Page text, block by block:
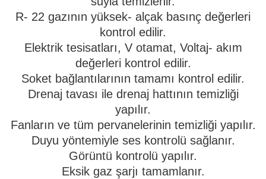
R- 22 gazının yüksek- alçak basınç değerleri
kontrol edilir.
Elektrik tesisatları, V otamat, Voltaj- akım
değerleri kontrol edilir.
Soket bağlantılarının tamamı kontrol edilir.
Drenaj tavası ile drenaj hattının temizliği
yapılır.
Fanların ve tüm pervanelerinin temizliği yapılır.
Duyu yöntemiyle ses kontrolü sağlanır.
Görüntü kontrolü yapılır.
Eksik gaz şarjı tamamlanır.